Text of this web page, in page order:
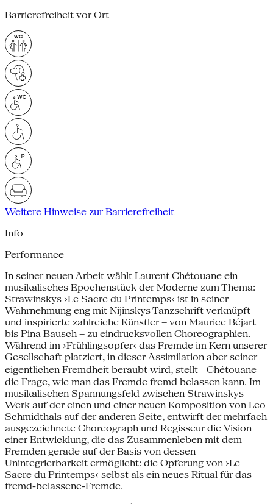
Barrierefreiheit vor Ort
Weitere Hinweise zur Barrierefreiheit
Info
Performance
In seiner neuen Arbeit wählt Laurent Chétouane ein
musikalisches Epochenstück der Moderne zum Thema:
Strawinskys ›Le Sacre du Printemps‹ ist in seiner
Wahrnehmung eng mit Nijinskys Tanzschrift verknüpft
und inspirierte zahlreiche Künstler – von Maurice Béjart
bis Pina Bausch – zu eindrucksvollen Choreographien.
Während im ›Frühlingsopfer‹ das Fremde im Kern unserer
Gesellschaft platziert, in dieser Assimilation aber seiner
eigentlichen Fremdheit beraubt wird, stellt Chétouane
die Frage, wie man das Fremde fremd belassen kann. Im
musikalischen Spannungsfeld zwischen Strawinskys
Werk auf der einen und einer neuen Komposition von Leo
Schmidthals auf der anderen Seite, entwirft der mehrfach
ausgezeichnete Choreograph und Regisseur die Vision
einer Entwicklung, die das Zusammenleben mit dem
Fremden gerade auf der Basis von dessen
Unintegrierbarkeit ermöglicht: die Opferung von ›Le
Sacre du Printemps‹ selbst als ein neues Ritual für das
fremd-belassene-Fremde.